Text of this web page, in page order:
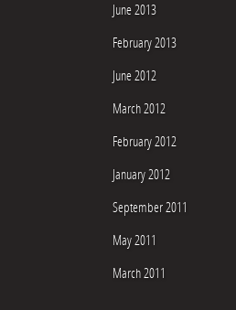
June 2013
February 2013
June 2012
March 2012
February 2012
January 2012
September 2011
May 2011
March 2011